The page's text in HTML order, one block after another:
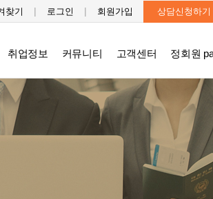
찾기 | 로그인 | 회원가입 상담신청하기
취업정보 커뮤니티 고객센터 정회원